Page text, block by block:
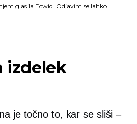
glasila Ecwid. Odjavim se lahko
izdelek
je točno to, kar se sliši –